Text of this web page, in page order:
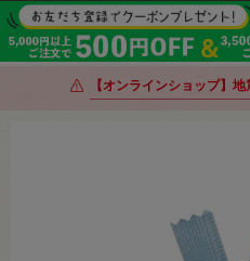
【オンラインショップ】